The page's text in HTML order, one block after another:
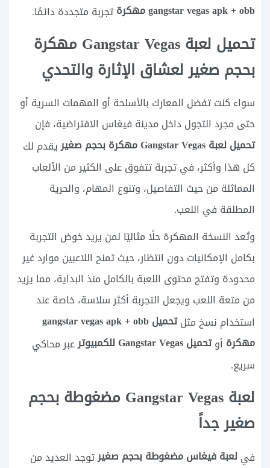
gangstar vegas apk + obb مهكرة
تجربة متجددة دائمًا.
تحميل لعبة Gangstar Vegas مهكرة
بحجم صغير لعشاق الإثارة والتحدي
سواء كنت تفضل المعارك بالأسلحة أو المهمات السرية أو
حتى مجرد التجول داخل مدينة فيغاس الافتراضية، فإن
تحميل لعبة Gangstar Vegas مهكرة بحجم صغير
يقدم لك
كل هذا وأكثر، في تجربة تتفوق على الكثير من الألعاب
المماثلة من حيث التفاصيل، وتنوع المهام، والحرية
المطلقة في اللعب.
وتُعد النسخة المهكرة حلًا مثاليًا لمن يريد خوض التجربة
بكامل الإمكانيات دون انتظار، حيث تمنح اللاعبين موارد غير
محدودة وتفتح محتوى اللعبة بالكامل منذ البداية، مما يزيد
من متعة اللعب ويجعل التجربة أكثر سلاسة، خاصة عند
استخدام نسخ مثل
تحميل gangstar vegas apk + obb
مهكرة أوتحميل Gangstar Vegas للكمبيوتر
عبر محاكي
سريع.
لعبة Gangstar Vegas مضغوطة بحجم
صغير جداً
في لعبة فيغاس مضغوطة بحجم صغيرتوجد العديد من